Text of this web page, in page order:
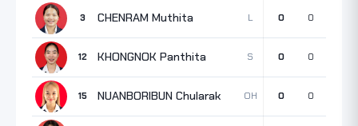
3 CHENRAM Muthita L 0 0
12 KHONGNOK Panthita S 0 0
15 NUANBORIBUN Chularak OH 0 0